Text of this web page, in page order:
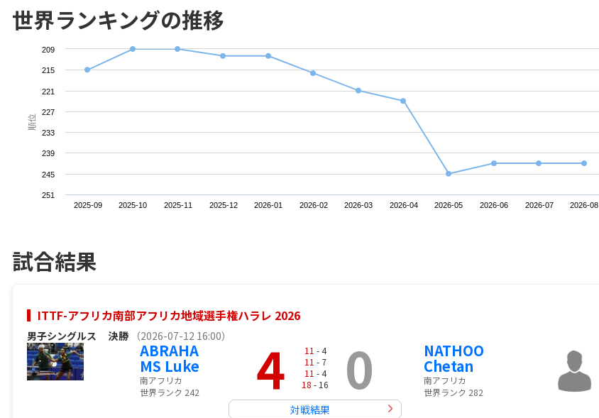
世界ランキングの推移
順位
2025-09 2025-10 2025-11 2025-12 2026-01 2026-02 2026-03 2026-04 2026-05 2026-06 2026-07 2026-08
209
215
221
227
233
239
245
251
試合結果
ITTF-アフリカ南部アフリカ地域選手権ハラレ 2026
男子シングルス 決勝 （2026-07-12 16:00）
ABRAHA
MS Luke
南アフリカ
世界ランク 242
4 11 - 4
11 - 7
11 - 4
18 - 16 0
対戦結果
NATHOO
Chetan
南アフリカ
世界ランク 282